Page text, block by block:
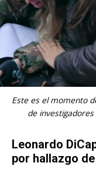
Este es el momento
de
Leonardo
por hallazgo